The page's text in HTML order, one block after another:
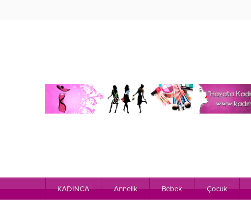
KADINCA Annelik Bebek Çocuk